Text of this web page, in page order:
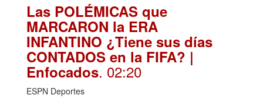
Las POLÉMICAS que
MARCARON la ERA
INFANTINO ¿Tiene sus días
CONTADOS en la FIFA? |
Enfocados. 02:20
ESPN Deportes